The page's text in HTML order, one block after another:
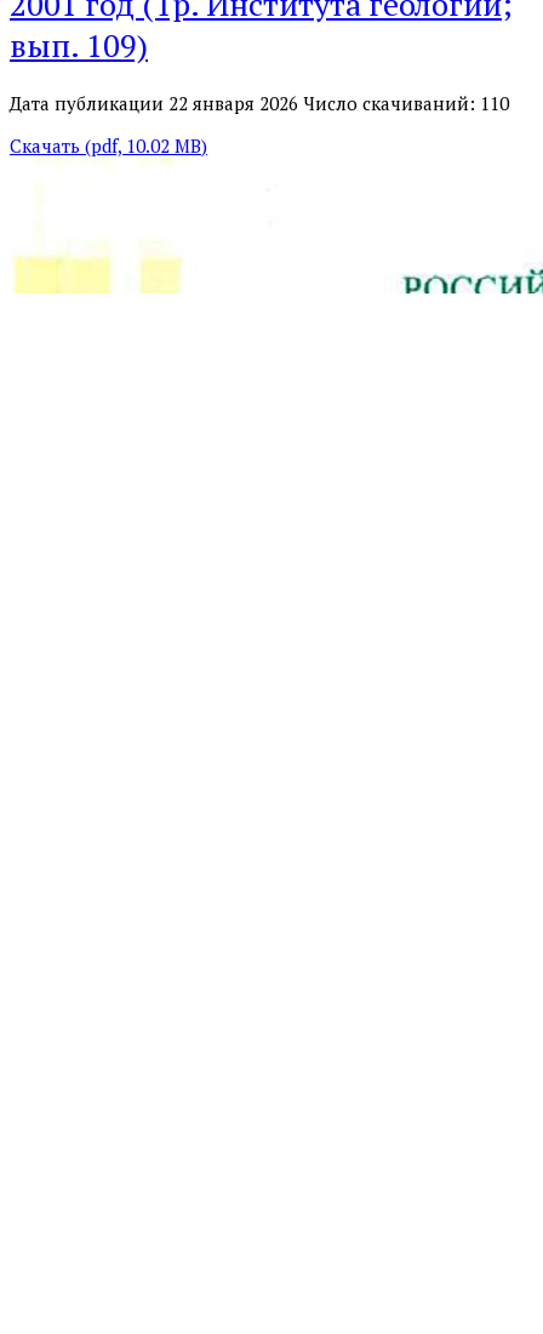
вып. 109)
Дата публикации 22 января 2026 Число скачиваний: 110
Скачать (pdf, 10.02 MB)